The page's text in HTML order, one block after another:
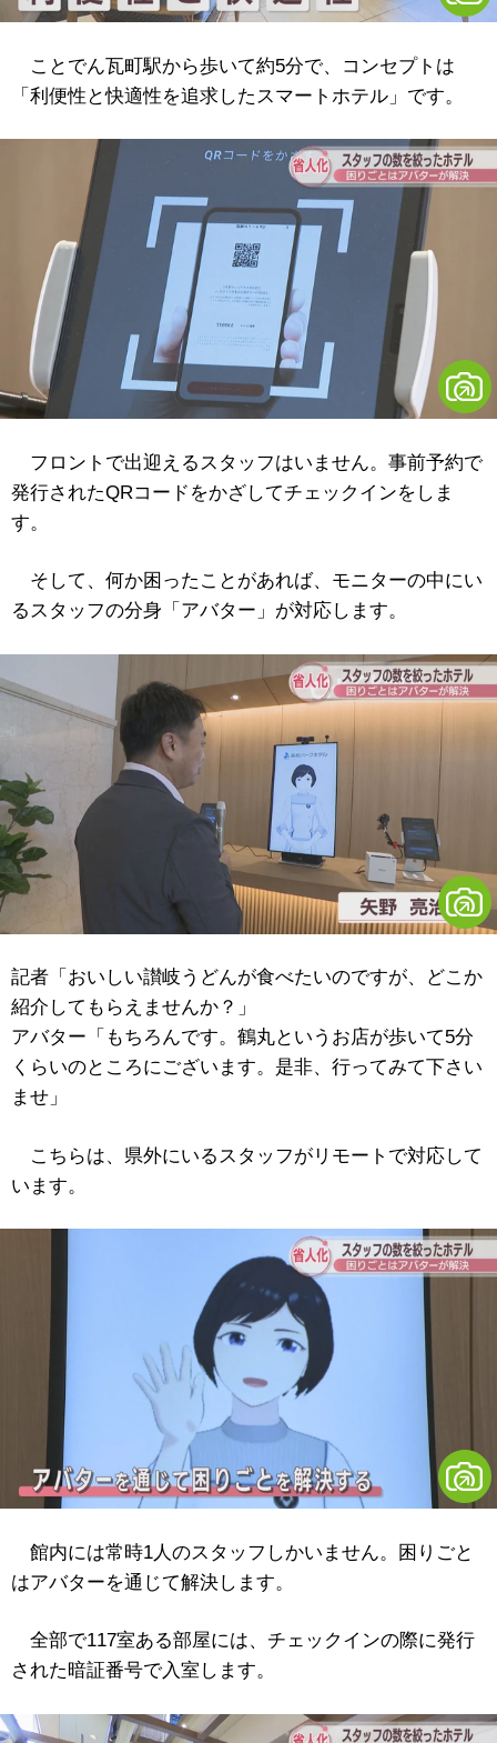
ことでん瓦町駅から歩いて約5分で、コンセプトは
「利便性と快適性を追求したスマートホテル」です。
フロントで出迎えるスタッフはいません。事前予約で
発行されたQRコードをかざしてチェックインをしま
す。
そして、何か困ったことがあれば、モニターの中にい
るスタッフの分身「アバター」が対応します。
記者「おいしい讃岐うどんが食べたいのですが、どこか
紹介してもらえませんか？」
アバター「もちろんです。鶴丸というお店が歩いて5分
くらいのところにございます。是非、行ってみて下さい
ませ」
こちらは、県外にいるスタッフがリモートで対応して
います。
館内には常時1人のスタッフしかいません。困りごと
はアバターを通じて解決します。
全部で117室ある部屋には、チェックインの際に発行
された暗証番号で入室します。